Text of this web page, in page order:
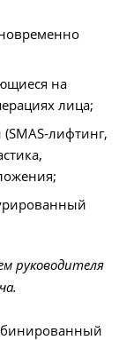
на
лица;
руководителя